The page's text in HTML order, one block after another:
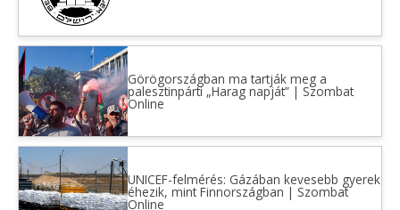
Görögországban ma tartják meg a
palesztinpárti „Harag napját” | Szombat
Online
UNICEF-felmérés: Gázában kevesebb gyerek
éhezik, mint Finnországban | Szombat
Online